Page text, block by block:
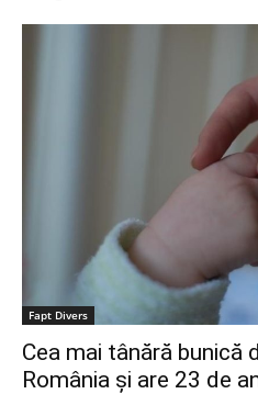
Fapt Divers
Cea mai tânără bunică
România și are 23 de